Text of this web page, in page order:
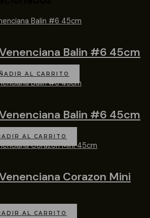
Balin #6 45cm
AL CARRITO
Balin #6 45cm
AL CARRITO
Corazon Mini
AL CARRITO